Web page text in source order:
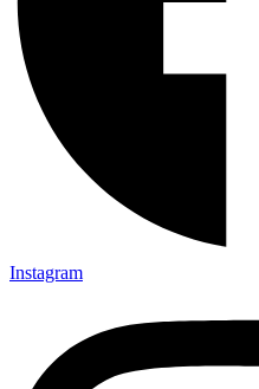
Instagram